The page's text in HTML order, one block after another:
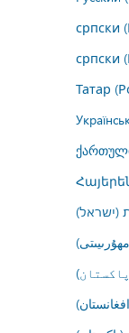
српски
српски
Татар
(ישראל)